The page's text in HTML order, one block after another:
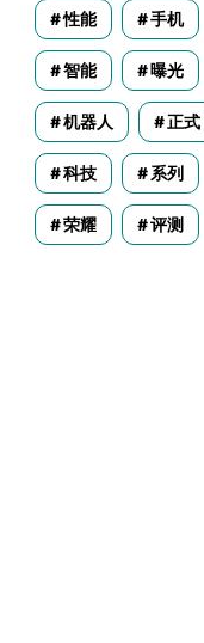
性能 手机
智能 曝光
机器人 正式
科技 系列
荣耀 评测